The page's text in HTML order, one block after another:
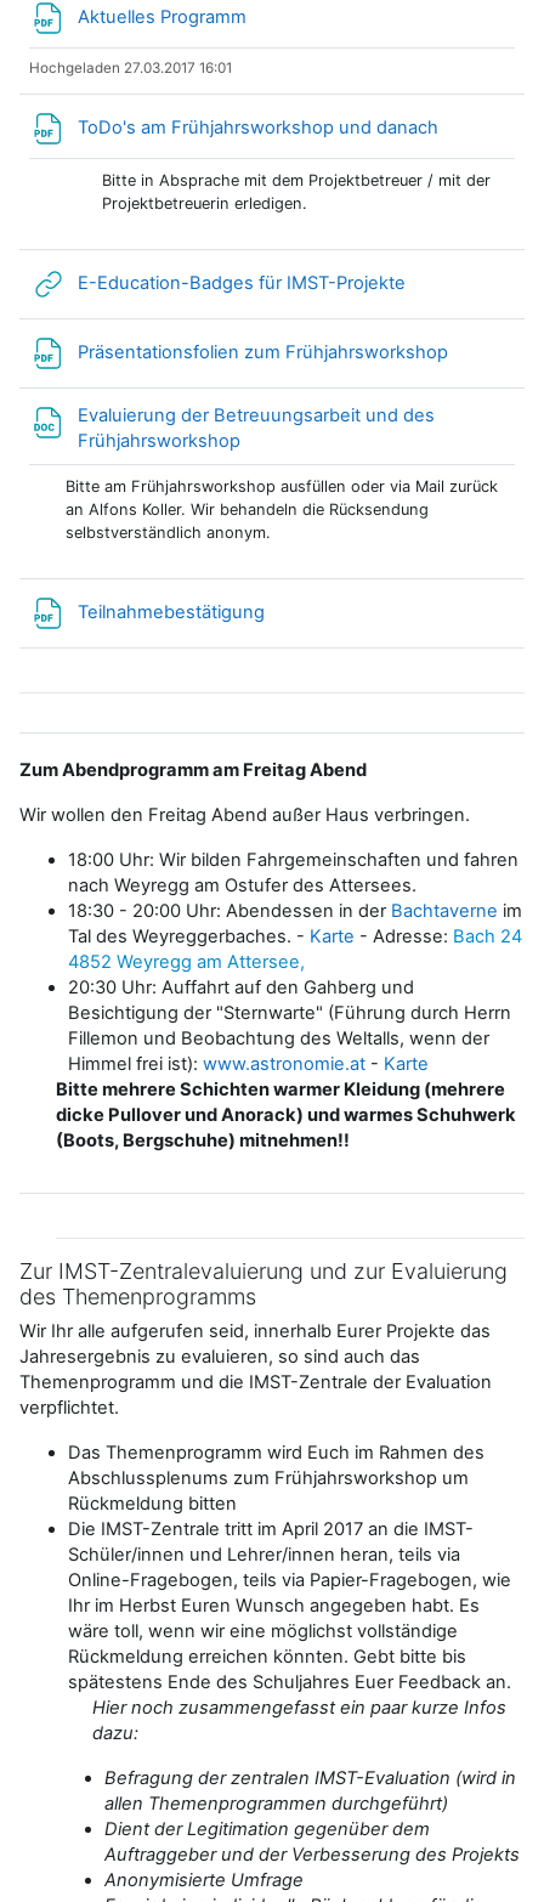
Aktuelles Programm
Hochgeladen 27.03.2017 16:01
ToDo's am Frühjahrsworkshop und danach
Bitte in Absprache mit dem Projektbetreuer / mit der
Projektbetreuerin erledigen.
E-Education-Badges für IMST-Projekte
Präsentationsfolien zum Frühjahrsworkshop
Evaluierung der Betreuungsarbeit und des
Frühjahrsworkshop
Bitte am Frühjahrsworkshop ausfüllen oder via Mail zurück
an Alfons Koller. Wir behandeln die Rücksendung
selbstverständlich anonym.
Teilnahmebestätigung
Zum Abendprogramm am Freitag Abend
Wir wollen den Freitag Abend außer Haus verbringen.
18:00 Uhr: Wir bilden Fahrgemeinschaften und fahren
nach Weyregg am Ostufer des Attersees.
18:30 - 20:00 Uhr: Abendessen in der Bachtaverne im
Tal des Weyreggerbaches. - Karte - Adresse: Bach 24
4852 Weyregg am Attersee,
20:30 Uhr: Auffahrt auf den Gahberg und
Besichtigung der "Sternwarte" (Führung durch Herrn
Fillemon und Beobachtung des Weltalls, wenn der
Himmel frei ist): www.astronomie.at - Karte
Bitte mehrere Schichten warmer Kleidung (mehrere
dicke Pullover und Anorack) und warmes Schuhwerk
(Boots, Bergschuhe) mitnehmen!!
Zur IMST-Zentralevaluierung und zur Evaluierung
des Themenprogramms
Wir Ihr alle aufgerufen seid, innerhalb Eurer Projekte das
Jahresergebnis zu evaluieren, so sind auch das
Themenprogramm und die IMST-Zentrale der Evaluation
verpflichtet.
Das Themenprogramm wird Euch im Rahmen des
Abschlussplenums zum Frühjahrsworkshop um
Rückmeldung bitten
Die IMST-Zentrale tritt im April 2017 an die IMST-
Schüler/innen und Lehrer/innen heran, teils via
Online-Fragebogen, teils via Papier-Fragebogen, wie
Ihr im Herbst Euren Wunsch angegeben habt. Es
wäre toll, wenn wir eine möglichst vollständige
Rückmeldung erreichen könnten. Gebt bitte bis
spätestens Ende des Schuljahres Euer Feedback an.
Hier noch zusammengefasst ein paar kurze Infos
dazu:
Befragung der zentralen IMST-Evaluation (wird in
allen Themenprogrammen durchgeführt)
Dient der Legitimation gegenüber dem
Auftraggeber und der Verbesserung des Projekts
Anonymisierte Umfrage